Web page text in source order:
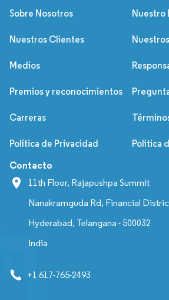
Sobre Nosotros
Nuestro
Nuestros Clientes
Medios
Premios y reconocimientos
Carreras
Política de Privacidad Política
Contacto
11th Floor, Rajapushpa Summit
Nanakramguda Rd, Financial
Hyderabad, Telangana - 500032
India
+1 617-765-2493